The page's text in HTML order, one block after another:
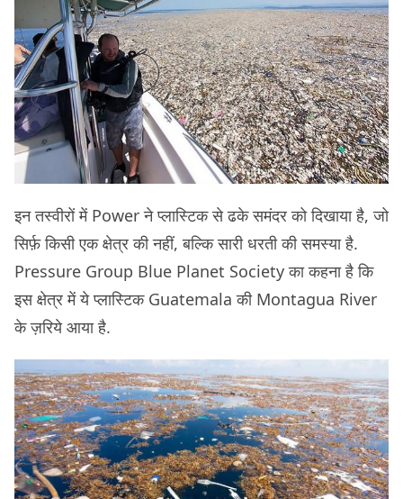
इन तस्वीरों में Power ने प्लास्टिक से ढके समंदर को दिखाया है, जो
सिर्फ़ किसी एक क्षेत्र की नहीं, बल्कि सारी धरती की समस्या है.
Pressure Group Blue Planet Society का कहना है कि
इस क्षेत्र में ये प्लास्टिक Guatemala की Montagua River
के ज़रिये आया है.